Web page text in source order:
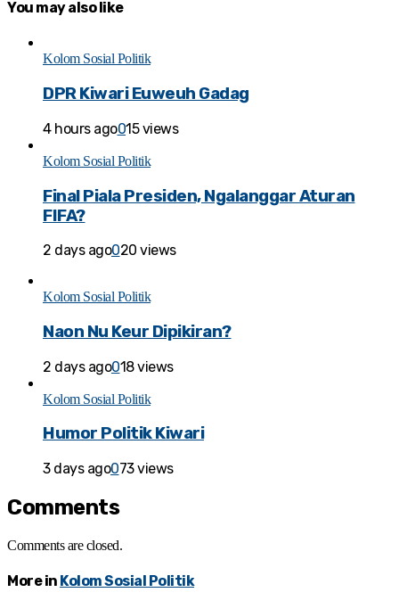
You may also like
Kolom Sosial Politik
DPR Kiwari Euweuh Gadag
4 hours ago015 views
Kolom Sosial Politik
Final Piala Presiden, Ngalanggar Aturan
FIFA?
2 days ago020 views
Kolom Sosial Politik
Naon Nu Keur Dipikiran?
2 days ago018 views
Kolom Sosial Politik
Humor Politik Kiwari
3 days ago073 views
Comments
Comments are closed.
More in Kolom Sosial Politik